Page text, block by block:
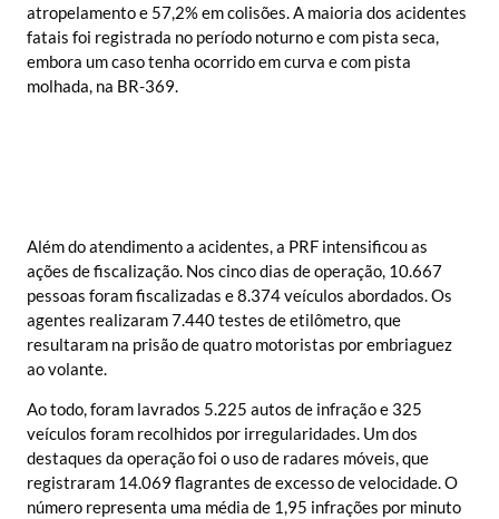
atropelamento e 57,2% em colisões. A maioria dos acidentes
fatais foi registrada no período noturno e com pista seca,
embora um caso tenha ocorrido em curva e com pista
molhada, na BR-369.
Além do atendimento a acidentes, a PRF intensificou as
ações de fiscalização. Nos cinco dias de operação, 10.667
pessoas foram fiscalizadas e 8.374 veículos abordados. Os
agentes realizaram 7.440 testes de etilômetro, que
resultaram na prisão de quatro motoristas por embriaguez
ao volante.
Ao todo, foram lavrados 5.225 autos de infração e 325
veículos foram recolhidos por irregularidades. Um dos
destaques da operação foi o uso de radares móveis, que
registraram 14.069 flagrantes de excesso de velocidade. O
número representa uma média de 1,95 infrações por minuto